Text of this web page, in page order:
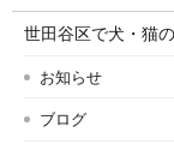
世田谷区で犬・猫
お知らせ
ブログ